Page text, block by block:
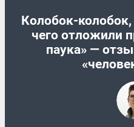
Колобок-
чего отложили
паука» —